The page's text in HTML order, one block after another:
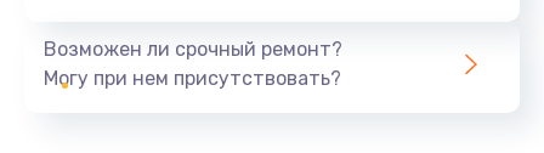
Возможен ли срочный ремонт?
Могу при нем присутствовать?